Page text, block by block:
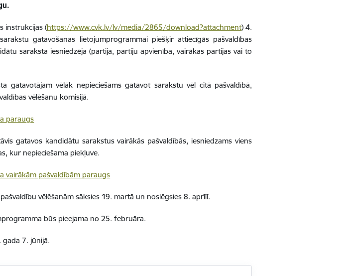
instrukcijas (https://www.cvk.lv/lv/media/2865/download?attachment) 4.
gatavošanas lietojumprogrammai piešķir attiecīgās pašvaldības
saraksta iesniedzēja (partija, partiju apvienība, vairākas partijas vai to
gatavotājam vēlāk nepieciešams gatavot sarakstu vēl citā pašvaldībā,
vēlēšanu komisijā.
paraugs
gatavos kandidātu sarakstus vairākās pašvaldībās, iesniedzams viens
kur nepieciešama piekļuve.
vairākām pašvaldībām paraugs
vēlēšanām sāksies 19. martā un noslēgsies 8. aprīlī.
būs pieejama no 25. februāra.
gada 7. jūnijā.